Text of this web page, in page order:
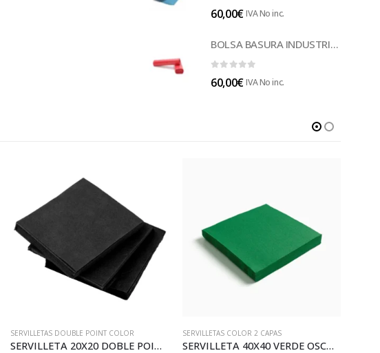
60,00€ IVA No inc.
BOLSA BASURA INDUSTRIAL ROJA 85 (B014)
60,00€ IVA No inc.
SERVILLETAS DOUBLE POINT COLOR
SERVILLETA 20X20 DOBLE POINT NEGRA (S023P)
SERVILLETAS COLOR 2 CAPAS
SERVILLETA 40X40 VERDE OSCURO (S052)